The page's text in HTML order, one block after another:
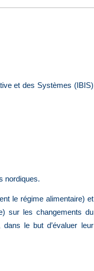
et des Systèmes (IBIS)
nordiques.
le régime alimentaire) et
sur les changements du
le but d’évaluer leur